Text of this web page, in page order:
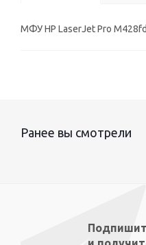
МФУ HP LaserJet Pro
Ранее вы смотрели